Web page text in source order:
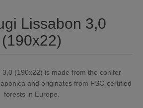
Lissabon 3,0
(190x22)
3,0 (190x22) is made from the conifer
and originates from FSC-certified
forests in Europe.